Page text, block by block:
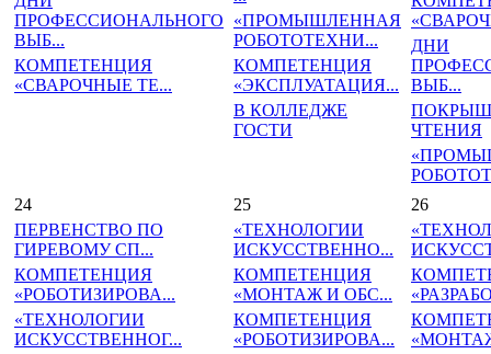
ПРОФЕССИОНАЛЬНОГО
ВЫБ...
КОМПЕТЕНЦИЯ
«СВАРОЧНЫЕ ТЕ...
«ПРОМЫШЛЕННАЯ
РОБОТОТЕХНИ...
КОМПЕТЕНЦИЯ
«ЭКСПЛУАТАЦИЯ...
В КОЛЛЕДЖЕ
ГОСТИ
ДНИ
ВЫБ...
ЧТЕНИЯ
24
ПЕРВЕНСТВО ПО
ГИРЕВОМУ СП...
КОМПЕТЕНЦИЯ
«РОБОТИЗИРОВА...
«ТЕХНОЛОГИИ
ИСКУССТВЕННОГ...
25
«ТЕХНОЛОГИИ
ИСКУССТВЕННО...
КОМПЕТЕНЦИЯ
«МОНТАЖ И ОБС...
КОМПЕТЕНЦИЯ
«РОБОТИЗИРОВА...
26